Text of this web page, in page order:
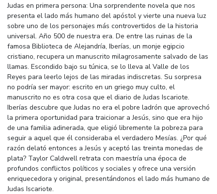
Judas en primera persona: Una sorprendente novela que nos
presenta el lado más humano del apóstol y vierte una nueva luz
sobre uno de los personajes más controvertidos de la historia
universal. Año 500 de nuestra era. De entre las ruinas de la
famosa Biblioteca de Alejandría, Iberías, un monje egipcio
cristiano, recupera un manuscrito milagrosamente salvado de las
llamas. Escondido bajo su túnica, se lo lleva al Valle de los
Reyes para leerlo lejos de las miradas indiscretas. Su sorpresa
no podría ser mayor: escrito en un griego muy culto, el
manuscrito no es otra cosa que el diario de Judas Iscariote.
Iberías descubre que Judas no era el pobre ladrón que aprovechó
la primera oportunidad para traicionar a Jesús, sino que era hijo
de una familia adinerada, que eligió libremente la pobreza para
seguir a aquel que él consideraba el verdadero Mesías. ¿Por qué
razón delató entonces a Jesús y aceptó las treinta monedas de
plata? Taylor Caldwell retrata con maestría una época de
profundos conflictos políticos y sociales y ofrece una versión
enriquecedora y original, presentándonos el lado más humano de
Judas Iscariote.